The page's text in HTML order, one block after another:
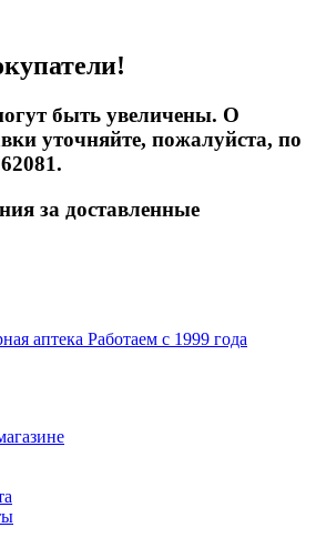
быть увеличены. О
уточняйте, пожалуйста, по
за доставленные
Работаем с 1999 года